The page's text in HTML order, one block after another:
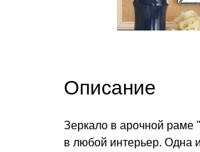
Описание
Зеркало в арочной раме
в любой интерьер. Одна